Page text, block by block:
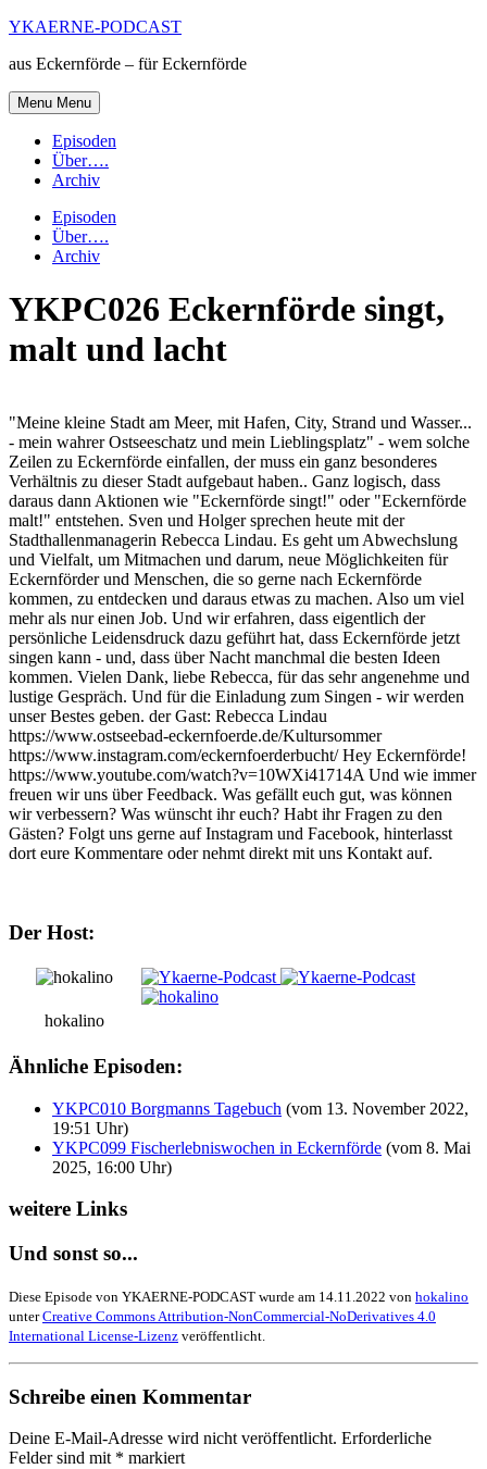
Skip
content
YKAERNE-PODCAST
aus Eckernförde – für Eckernförde
Menu Menu
Episoden
Über….
Archiv
Episoden
Über….
Archiv
YKPC026 Eckernförde singt,
malt und lacht
"Meine kleine Stadt am Meer, mit Hafen, City, Strand und Wasser...
- mein wahrer Ostseeschatz und mein Lieblingsplatz" - wem solche
Zeilen zu Eckernförde einfallen, der muss ein ganz besonderes
Verhältnis zu dieser Stadt aufgebaut haben.. Ganz logisch, dass
daraus dann Aktionen wie "Eckernförde singt!" oder "Eckernförde
malt!" entstehen. Sven und Holger sprechen heute mit der
Stadthallenmanagerin Rebecca Lindau. Es geht um Abwechslung
und Vielfalt, um Mitmachen und darum, neue Möglichkeiten für
Eckernförder und Menschen, die so gerne nach Eckernförde
kommen, zu entdecken und daraus etwas zu machen. Also um viel
mehr als nur einen Job. Und wir erfahren, dass eigentlich der
persönliche Leidensdruck dazu geführt hat, dass Eckernförde jetzt
singen kann - und, dass über Nacht manchmal die besten Ideen
kommen. Vielen Dank, liebe Rebecca, für das sehr angenehme und
lustige Gespräch. Und für die Einladung zum Singen - wir werden
unser Bestes geben. der Gast: Rebecca Lindau
https://www.ostseebad-eckernfoerde.de/Kultursommer
https://www.instagram.com/eckernfoerderbucht/ Hey Eckernförde!
https://www.youtube.com/watch?v=10WXi41714A Und wie immer
freuen wir uns über Feedback. Was gefällt euch gut, was können
wir verbessern? Was wünscht ihr euch? Habt ihr Fragen zu den
Gästen? Folgt uns gerne auf Instagram und Facebook, hinterlasst
dort eure Kommentare oder nehmt direkt mit uns Kontakt auf.
Der Host:
hokalino
Ähnliche Episoden:
YKPC010 Borgmanns Tagebuch (vom 13. November 2022,
19:51 Uhr)
YKPC099 Fischerlebniswochen in Eckernförde (vom 8. Mai
2025, 16:00 Uhr)
weitere Links
Und sonst so...
Diese Episode von YKAERNE-PODCAST wurde am 14.11.2022 von hokalino
unterCreative Commons Attribution-NonCommercial-NoDerivatives 4.0
International License-Lizenz veröffentlicht.
Schreibe einen Kommentar
Deine E-Mail-Adresse wird nicht veröffentlicht. Erforderliche
Felder sind mit * markiert